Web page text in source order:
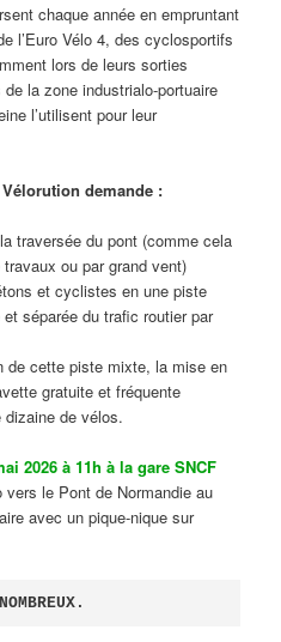
chaque année en empruntant
l’Euro Vélo 4, des cyclosportifs
lors de leurs sorties
la zone industrialo-portuaire
l’utilisent pour leur
demande :
traversée du pont (comme cela
ou par grand vent)
et cyclistes en une piste
séparée du trafic routier par
de cette piste mixte, la mise en
gratuite et fréquente
dizaine de vélos.
2026 à 11h à la gare SNCF
vers le Pont de Normandie au
avec un pique-nique sur